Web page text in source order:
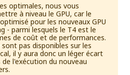
optimales, nous vous
à niveau le GPU, car le
pour les nouveaux GPU
- parmi lesquels le T4 est le
de coût et de performances.
pas disponibles sur les
il y aura donc un léger écart
l'exécution du nouveau